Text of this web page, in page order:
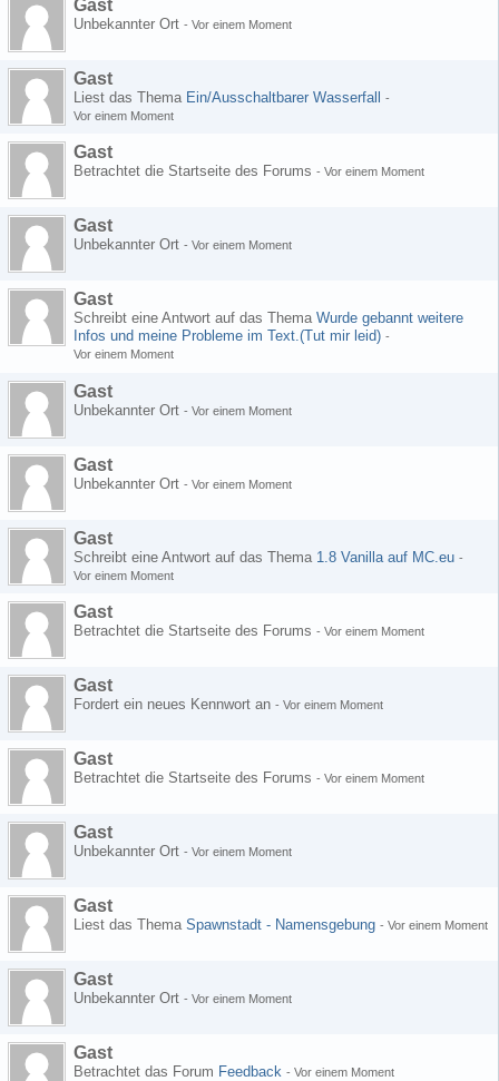
Gast
Unbekannter Ort - Vor einem Moment
Gast
Liest das Thema Ein/Ausschaltbarer Wasserfall
-
Vor einem Moment
Gast
Betrachtet die Startseite des Forums - Vor einem Moment
Gast
Unbekannter Ort - Vor einem Moment
Gast
Schreibt eine Antwort auf das Thema Wurde gebannt weitere
Infos und meine Probleme im Text.(Tut mir leid) -
Vor einem Moment
Gast
Unbekannter Ort - Vor einem Moment
Gast
Unbekannter Ort - Vor einem Moment
Gast
Schreibt eine Antwort auf das Thema 1.8 Vanilla auf MC.eu -
Vor einem Moment
Gast
Betrachtet die Startseite des Forums - Vor einem Moment
Gast
Fordert ein neues Kennwort an - Vor einem Moment
Gast
Betrachtet die Startseite des Forums - Vor einem Moment
Gast
Unbekannter Ort - Vor einem Moment
Gast
Liest das Thema Spawnstadt - Namensgebung - Vor einem Moment
Gast
Unbekannter Ort - Vor einem Moment
Gast
Betrachtet das Forum Feedback - Vor einem Moment